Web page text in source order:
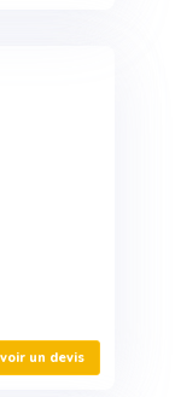
un devis